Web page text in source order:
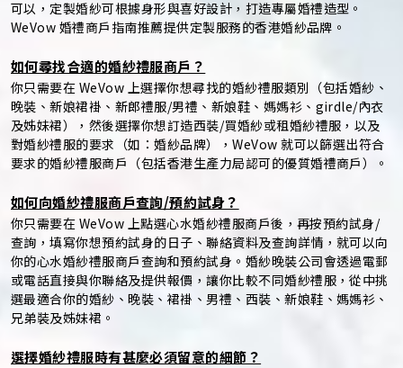
可以，定製婚紗可根據身形與喜好設計，打造專屬婚禮造型。
WeVow 婚禮商戶指南推薦提供定製服務的香港婚紗品牌。
如何尋找合適的婚紗禮服商戶？
你只需要在 WeVow 上選擇你想尋找的婚紗禮服類別（包括婚紗、
晚裝、新娘裙褂、新郎禮服/男禮、新娘鞋、媽媽衫、girdle/內衣
及姊妹裙），然後選擇你想訂造西裝/買婚紗或租婚紗禮服，以及
對婚紗禮服的要求（如：婚紗品牌），WeVow 就可以篩選出符合
要求的婚紗禮服商戶（包括香港生產力局認可的優質婚禮商戶）。
如何向婚紗禮服商戶查詢/預約試身？
你只需要在 WeVow 上點選心水婚紗禮服商戶後，再按預約試身/
查詢，填寫你想預約試身的日子、聯絡資料及查詢詳情，就可以向
你的心水婚紗禮服商戶查詢和預約試身。婚紗晚裝公司會透過電郵
或電話直接與你聯絡及提供報價，讓你比較不同婚紗禮服，從中挑
選最適合你的婚紗、晚裝、裙褂、男禮、西裝、新娘鞋、媽媽衫、
兄弟裝及姊妹裙。
選擇婚紗禮服時有甚麼必須留意的細節？